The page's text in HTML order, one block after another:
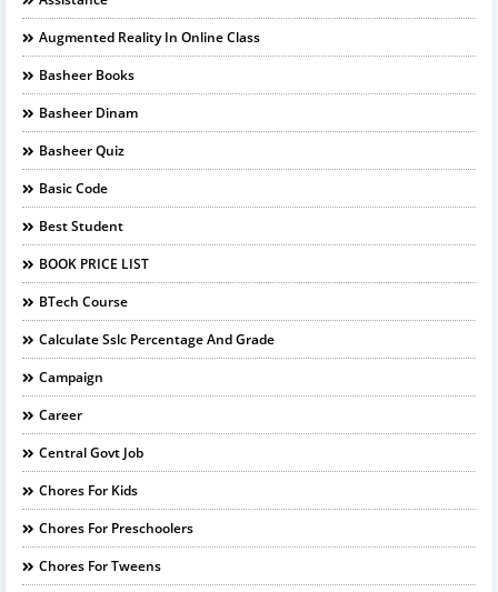
Augmented Reality In Online Class
Basheer Books
Basheer Dinam
Basheer Quiz
Basic Code
Best Student
BOOK PRICE LIST
BTech Course
Calculate Sslc Percentage And Grade
Campaign
Career
Central Govt Job
Chores For Kids
Chores For Preschoolers
Chores For Tweens